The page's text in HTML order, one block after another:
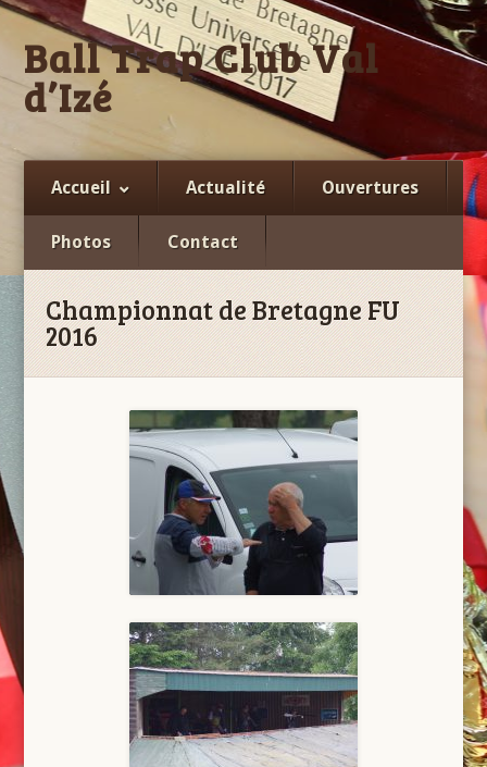
Ball Trap Club Val
d’Izé
Facebook
Accueil Actualité Ouvertures
Photos Contact
Championnat de Bretagne FU
2016